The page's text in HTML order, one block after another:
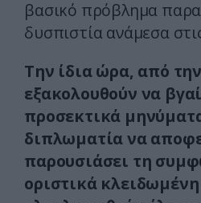
βασικό πρόβλημα
δυσπιστία ανάμεσα
Την ίδια ώρα, από
εξακολουθούν να
προσεκτικά
διπλωματία να
παρουσιάσει τη
οριστικά